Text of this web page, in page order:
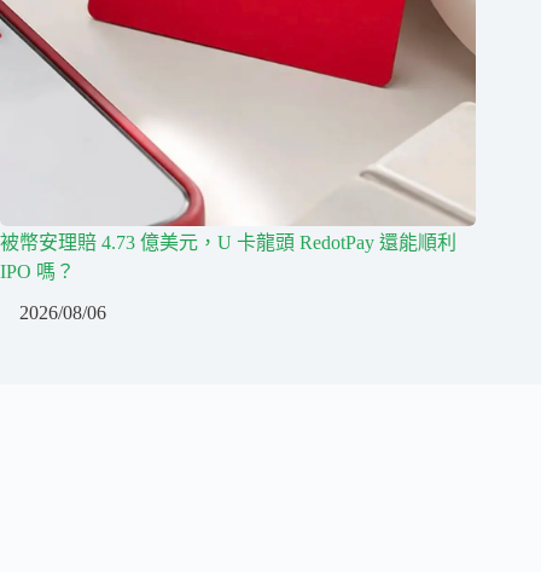
被幣安理賠 4.73 億美元，U 卡龍頭 RedotPay 還能順利
IPO 嗎？
2026/08/06